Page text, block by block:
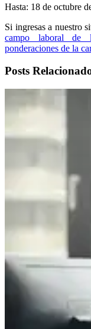
Hasta: 18 de octubre
Si ingresas a nuestro
campo laboral de
ponderaciones de la
Posts